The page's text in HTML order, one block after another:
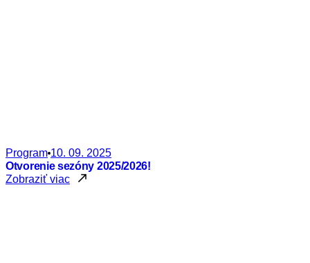
Program 10. 09. 2025
Otvorenie sezóny 2025/2026!
Zobraziť viac